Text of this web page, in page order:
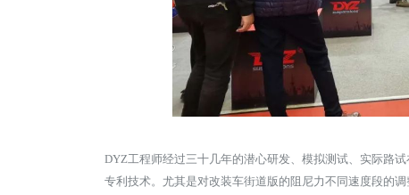
DYZ工程师经过三十 几年的潜心研发、模拟测试、实际路
专利技术。尤其是对改装车街道版的阻尼力不同速度段的